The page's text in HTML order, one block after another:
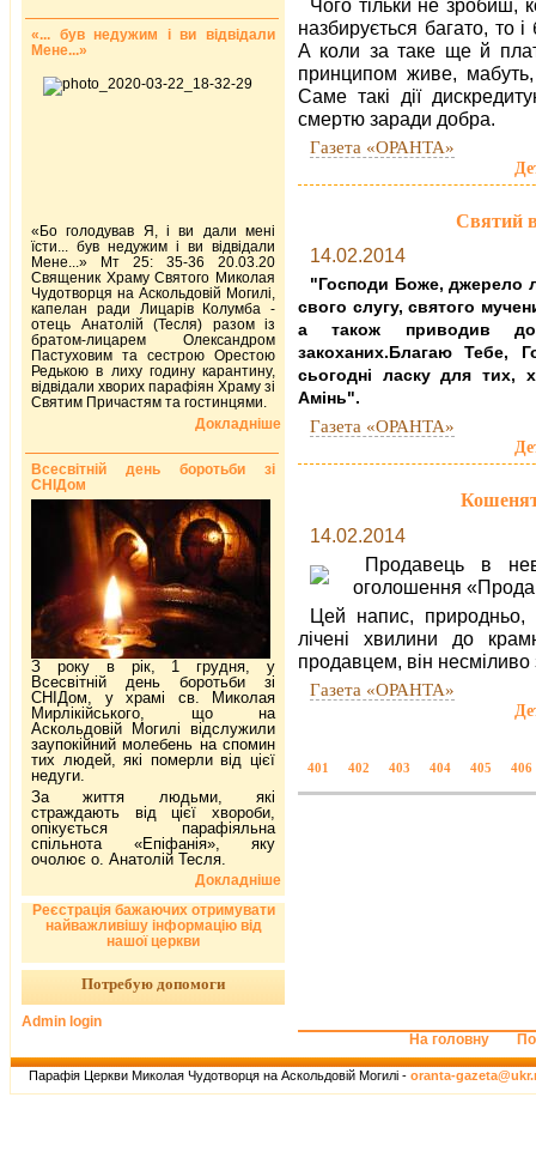
Чого тільки не зробиш,
назбирується багато, то
А коли за таке ще й
принципом живе, мабуть,
Саме такі дії
смертю заради добра.
Газета «ОРАНТА»
Святий
14.02.2014
"Господи Боже, джерело
свого слугу, святого
а також приводив до
закоханих.Благаю Тебе,
сьогодні ласку для тих,
Амінь".
Газета «ОРАНТА»
14.02.2014
Продавець в
оголошення
Цей напис, природньо,
лічені хвилини до
продавцем, він
Газета «ОРАНТА»
401 402 403 404 405 406
«... був недужим і ви відвідали
Мене...»
«Бо голодував Я, і ви дали мені
їсти... був недужим і ви відвідали
Мене...» Мт 25: 35-36 20.03.20
Священик Храму Святого Миколая
Чудотворця на Аскольдовій Могилі,
капелан ради Лицарів Колумба -
отець Анатолій (Тесля) разом із
братом-лицарем Олександром
Пастуховим та сестрою Орестою
Редькою в лиху годину карантину,
відвідали хворих парафіян Храму зі
Святим Причастям та гостинцями.
Докладніше
Всесвітній день боротьби зі
СНІДом
З року в рік, 1 грудня, у
Всесвітній день боротьби зі
СНІДом, у храмі св. Миколая
Мирлікійського, що на
Аскольдовій Могилі відслужили
заупокійний молебень на спомин
тих людей, які померли від цієї
недуги.
За життя людьми, які
страждають від цієї хвороби,
опікується парафіяльна
спільнота «Епіфанія», яку
очолює о. Анатолій Тесля.
Докладніше
Реєстрація бажаючих отримувати
найважливішу інформацію від
нашої церкви
Потребую допомоги
Admin login
На головну
Парафія Церкви Миколая Чудотворця на Аскольдовій Могилі - oranta-